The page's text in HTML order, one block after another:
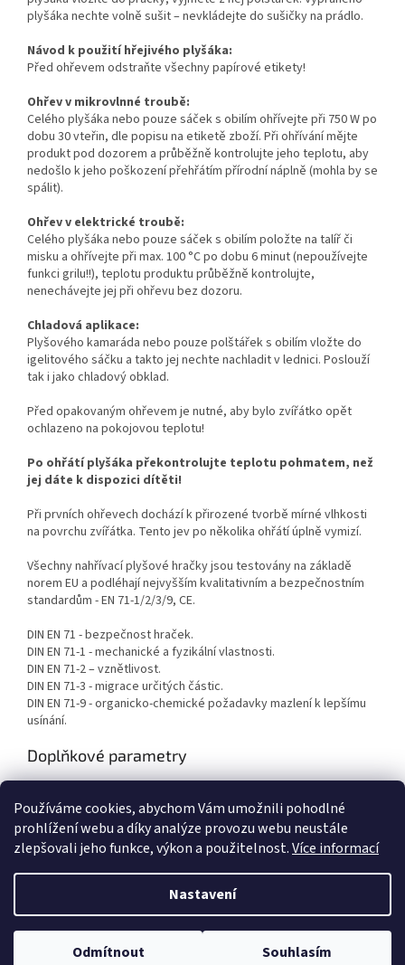
Používáme cookies, abychom Vám umožnili pohodlné
prohlížení webu a díky analýze provozu webu neustále
zlepšovali jeho funkce, výkon a použitelnost.Více informací
Nastavení
Odmítnout Souhlasím
plyšáka nechte volně sušit – nevkládejte do sušičky na prádlo.
Návod k použití hřejivého plyšáka:
Před ohřevem odstraňte všechny papírové etikety!
Ohřev v mikrovlnné troubě:
Celého plyšáka nebo pouze sáček s obilím ohřívejte při 750 W po
dobu 30 vteřin, dle popisu na etiketě zboží. Při ohřívání mějte
produkt pod dozorem a průběžně kontrolujte jeho teplotu, aby
nedošlo k jeho poškození přehřátím přírodní náplně (mohla by se
spálit).
Ohřev v elektrické troubě:
Celého plyšáka nebo pouze sáček s obilím položte na talíř či
misku a ohřívejte při max. 100 °C po dobu 6 minut (nepoužívejte
funkci grilu!!), teplotu produktu průběžně kontrolujte,
nenechávejte jej při ohřevu bez dozoru.
Chladová aplikace:
Plyšového kamaráda nebo pouze polštářek s obilím vložte do
igelitového sáčku a takto jej nechte nachladit v lednici. Poslouží
tak i jako chladový obklad.
Před opakovaným ohřevem je nutné, aby bylo zvířátko opět
ochlazeno na pokojovou teplotu!
Po ohřátí plyšáka překontrolujte teplotu pohmatem, než
jej dáte k dispozici dítěti!
Při prvních ohřevech dochází k přirozené tvorbě mírné vlhkosti
na povrchu zvířátka. Tento jev po několika ohřátí úplně vymizí.
Všechny nahřívací plyšové hračky jsou testovány na základě
norem EU a podléhají nejvyšším kvalitativním a bezpečnostním
standardům - EN 71-1/2/3/9, CE.
DIN EN 71 - bezpečnost hraček.
DIN EN 71-1 - mechanické a fyzikální vlastnosti.
DIN EN 71-2 – vznětlivost.
DIN EN 71-3 - migrace určitých částic.
DIN EN 71-9 - organicko-chemické požadavky mazlení k lepšímu
usínání.
Doplňkové parametry
Hmotnost: 0.15 kg
Vytvořil Shoptet
Copyright 2026 . Všechna práva vyhrazena.